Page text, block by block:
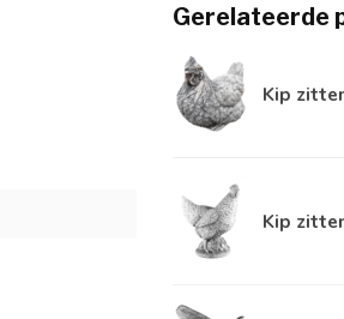
Gerelateerde
Kip
Kip